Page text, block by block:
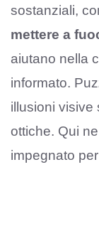
sostanziali,
mettere a
aiutano nella
informato.
illusioni visive
ottiche. Qui
impegnato per